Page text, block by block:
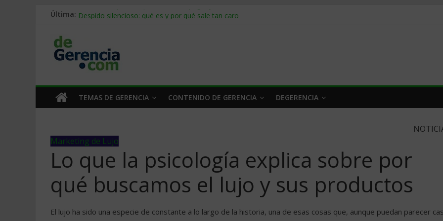
Última: Stablecoins para empresas: cómo pagar y cobrar en 2026
Trabajo forzoso en la cadena de suministro: qué hacer
Mercado hispano de EE. UU.: cómo segmentarlo y venderle
TEMAS DE GERENCIA CONTENIDO DE GERENCIA DEGERENCIA
Marketing de Lujo
Lo que la psicología explica sobre por
qué buscamos el lujo y sus productos
El lujo ha sido una especie de constante a lo largo de la historia, una de esas cosas que, aunque puedan parecer